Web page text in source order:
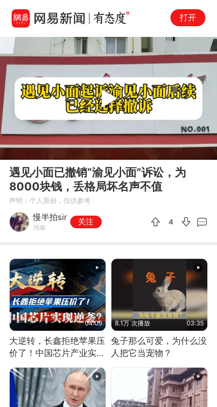
打开
Play
遇见小面已撤销“渝见小面”诉讼，为
8000块钱，丢格局坏名声不值
声明：个人原创，仅供参考
慢半拍sir
河南
关注 4
04:09
大逆转，长鑫拒绝苹果压
价了！中国芯片产业实现
8.1万 次播放 03:35
兔子那么可爱，为什么没
人把它当宠物？